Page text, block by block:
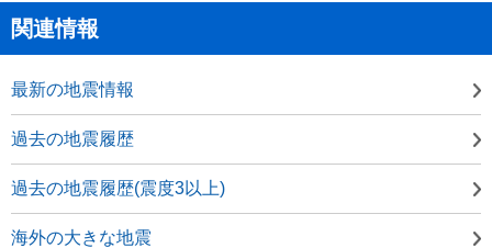
関連情報
最新の地震情報
過去の地震履歴
過去の地震履歴(震度3以上)
海外の大きな地震